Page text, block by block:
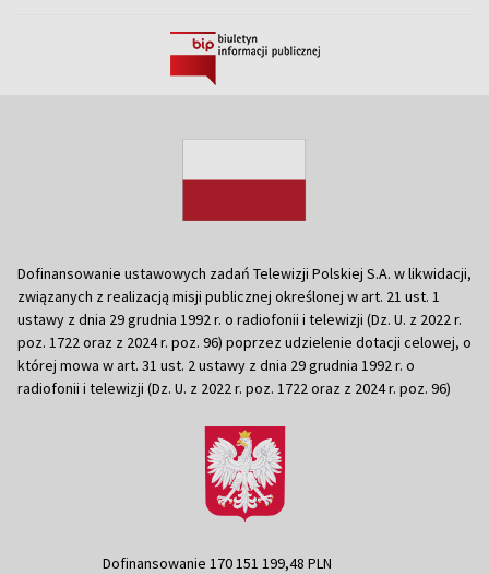
Dofinansowanie ustawowych zadań Telewizji Polskiej S.A. w likwidacji,
związanych z realizacją misji publicznej określonej w art. 21 ust. 1
ustawy z dnia 29 grudnia 1992 r. o radiofonii i telewizji (Dz. U. z 2022 r.
poz. 1722 oraz z 2024 r. poz. 96) poprzez udzielenie dotacji celowej, o
której mowa w art. 31 ust. 2 ustawy z dnia 29 grudnia 1992 r. o
radiofonii i telewizji (Dz. U. z 2022 r. poz. 1722 oraz z 2024 r. poz. 96)
Dofinansowanie 170 151 199,48 PLN